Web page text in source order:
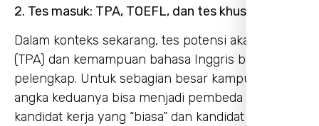
2. Tes masuk: TPA, TOEFL, dan tes khusus prodi
Dalam konteks sekarang, tes potensi akademik
(TPA) dan kemampuan bahasa Inggris bukan lagi
pelengkap. Untuk sebagian besar kampus besar,
angka keduanya bisa menjadi pembeda antara
kandidat kerja yang “biasa” dan kandidat yang